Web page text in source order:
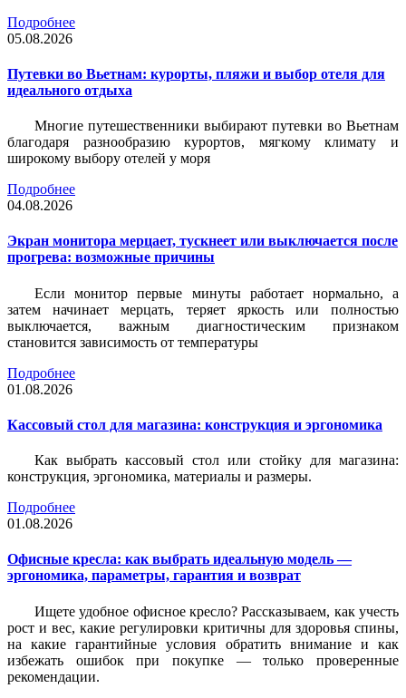
Подробнее
05.08.2026
Путевки во Вьетнам: курорты, пляжи и выбор отеля для
идеального отдыха
Многие путешественники выбирают путевки во Вьетнам
благодаря разнообразию курортов, мягкому климату и
широкому выбору отелей у моря
Подробнее
04.08.2026
Экран монитора мерцает, тускнеет или выключается после
прогрева: возможные причины
Если монитор первые минуты работает нормально, а
затем начинает мерцать, теряет яркость или полностью
выключается, важным диагностическим признаком
становится зависимость от температуры
Подробнее
01.08.2026
Кассовый стол для магазина: конструкция и эргономика
Как выбрать кассовый стол или стойку для магазина:
конструкция, эргономика, материалы и размеры.
Подробнее
01.08.2026
Офисные кресла: как выбрать идеальную модель —
эргономика, параметры, гарантия и возврат
Ищете удобное офисное кресло? Рассказываем, как учесть
рост и вес, какие регулировки критичны для здоровья спины,
на какие гарантийные условия обратить внимание и как
избежать ошибок при покупке — только проверенные
рекомендации.